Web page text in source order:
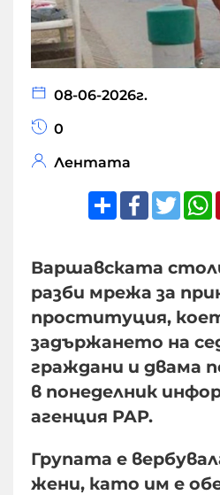
08-06-2026г.
0
Лентата
ShareFacebook
Варшавската
разби мрежа за
проституция,
задържането на
граждани и двама
в понеделник
агенция PAP.
Групата е
жени, като им е